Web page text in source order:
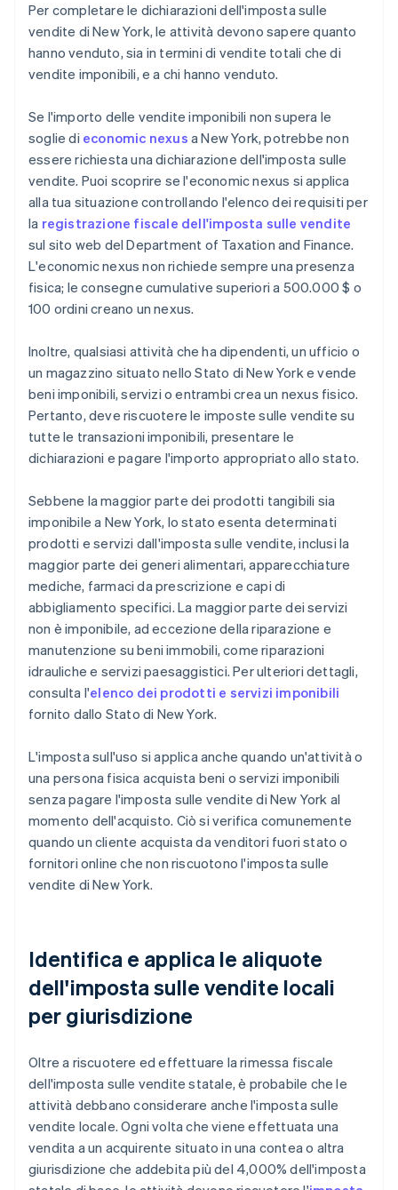
Per completare le dichiarazioni dell'imposta sulle
vendite di New York, le attività devono sapere quanto
hanno venduto, sia in termini di vendite totali che di
vendite imponibili, e a chi hanno venduto.
Se l'importo delle vendite imponibili non supera le
soglie di economic nexus a New York, potrebbe non
essere richiesta una dichiarazione dell'imposta sulle
vendite. Puoi scoprire se l'economic nexus si applica
alla tua situazione controllando l'elenco dei requisiti per
la registrazione fiscale dell'imposta sulle vendite
sul sito web del Department of Taxation and Finance.
L'economic nexus non richiede sempre una presenza
fisica; le consegne cumulative superiori a 500.000 $ o
100 ordini creano un nexus.
Inoltre, qualsiasi attività che ha dipendenti, un ufficio o
un magazzino situato nello Stato di New York e vende
beni imponibili, servizi o entrambi crea un nexus fisico.
Pertanto, deve riscuotere le imposte sulle vendite su
tutte le transazioni imponibili, presentare le
dichiarazioni e pagare l'importo appropriato allo stato.
Sebbene la maggior parte dei prodotti tangibili sia
imponibile a New York, lo stato esenta determinati
prodotti e servizi dall'imposta sulle vendite, inclusi la
maggior parte dei generi alimentari, apparecchiature
mediche, farmaci da prescrizione e capi di
abbigliamento specifici. La maggior parte dei servizi
non è imponibile, ad eccezione della riparazione e
manutenzione su beni immobili, come riparazioni
idrauliche e servizi paesaggistici. Per ulteriori dettagli,
consulta l'elenco dei prodotti e servizi imponibili
fornito dallo Stato di New York.
L'imposta sull'uso si applica anche quando un'attività o
una persona fisica acquista beni o servizi imponibili
senza pagare l'imposta sulle vendite di New York al
momento dell'acquisto. Ciò si verifica comunemente
quando un cliente acquista da venditori fuori stato o
fornitori online che non riscuotono l'imposta sulle
vendite di New York.
Identifica e applica le aliquote
dell'imposta sulle vendite locali
per giurisdizione
Oltre a riscuotere ed effettuare la rimessa fiscale
dell'imposta sulle vendite statale, è probabile che le
attività debbano considerare anche l'imposta sulle
vendite locale. Ogni volta che viene effettuata una
vendita a un acquirente situato in una contea o altra
giurisdizione che addebita più del 4,000% dell'imposta